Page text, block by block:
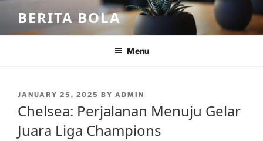
content
BERITA BOLA
Menu
POSTED
ON
JANUARY 25, 2025 BY ADMIN
Chelsea: Perjalanan Menuju Gelar
Juara Liga Champions